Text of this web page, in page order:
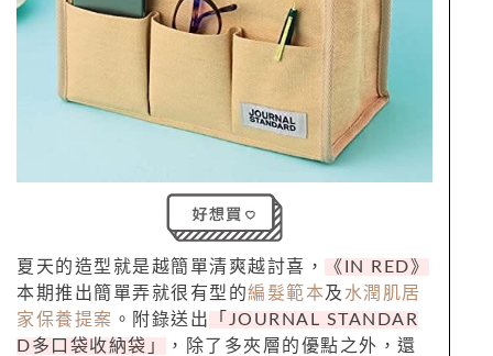
夏天的造型就是越簡單清爽越討喜，
《IN RED》
本期推出簡單弄就很有型的編髮範本及 水潤肌居
家保養提案 。附錄送出
「JOURNAL STANDAR
D多口袋收納袋」
，除了多夾層的優點之外，還